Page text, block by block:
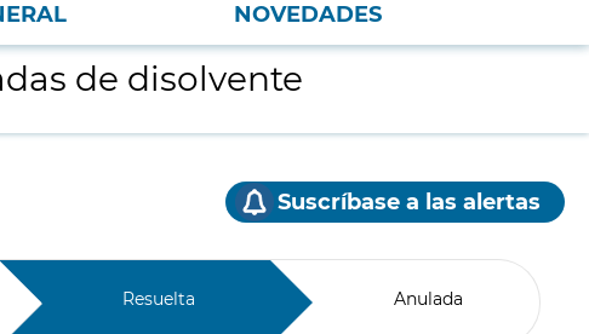
NOVEDADES
de disolvente
Suscríbase a las alertas
Resuelta Anulada